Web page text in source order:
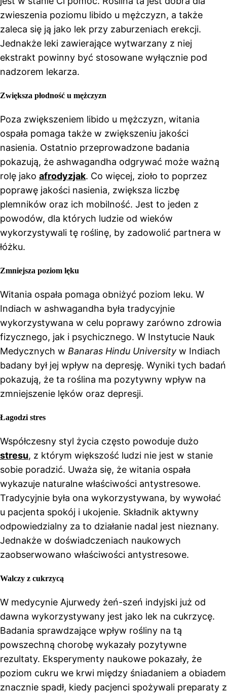
zwieszenia poziomu libido u mężczyzn, a także
zaleca się ją jako lek przy zaburzeniach erekcji.
Jednakże leki zawierające wytwarzany z niej
ekstrakt powinny być stosowane wyłącznie pod
nadzorem lekarza.
Zwiększa płodność u mężczyzn
Poza zwiększeniem libido u mężczyzn, witania
ospała pomaga także w zwiększeniu jakości
nasienia. Ostatnio przeprowadzone badania
pokazują, że ashwagandha odgrywać może ważną
rolę jako afrodyzjak. Co więcej, zioło to poprzez
poprawę jakości nasienia, zwiększa liczbę
plemników oraz ich mobilność. Jest to jeden z
powodów, dla których ludzie od wieków
wykorzystywali tę roślinę, by zadowolić partnera w
łóżku.
Zmniejsza poziom lęku
Witania ospała pomaga obniżyć poziom leku. W
Indiach w ashwagandha była tradycyjnie
wykorzystywana w celu poprawy zarówno zdrowia
fizycznego, jak i psychicznego. W Instytucie Nauk
Medycznych w Banaras Hindu University w Indiach
badany był jej wpływ na depresję. Wyniki tych badań
pokazują, że ta roślina ma pozytywny wpływ na
zmniejszenie lęków oraz depresji.
Łagodzi stres
Współczesny styl życia często powoduje dużo
stresu, z którym większość ludzi nie jest w stanie
sobie poradzić. Uważa się, że witania ospała
wykazuje naturalne właściwości antystresowe.
Tradycyjnie była ona wykorzystywana, by wywołać
u pacjenta spokój i ukojenie. Składnik aktywny
odpowiedzialny za to działanie nadal jest nieznany.
Jednakże w doświadczeniach naukowych
zaobserwowano właściwości antystresowe.
Walczy z cukrzycą
W medycynie Ajurwedy żeń-szeń indyjski już od
dawna wykorzystywany jest jako lek na cukrzycę.
Badania sprawdzające wpływ rośliny na tą
powszechną chorobę wykazały pozytywne
rezultaty. Eksperymenty naukowe pokazały, że
poziom cukru we krwi między śniadaniem a obiadem
znacznie spadł, kiedy pacjenci spożywali preparaty z